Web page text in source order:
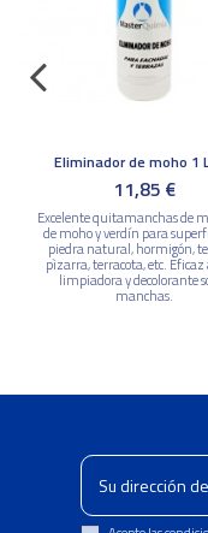
Eliminador de moho 1
11,85 €
Excelente quitamanchas de
de moho y verdín para
piedra natural, hormigón,
pìzarra, terracota, etc. Eficaz
limpiadora y decolorante
manchas.